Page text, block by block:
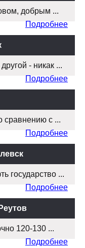
добрым ...
Подробнее
- никак ...
Подробнее
сравнению с ...
Подробнее
государство ...
Подробнее
120-130 ...
Подробнее